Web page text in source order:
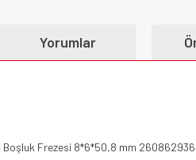
Yorumlar
Frezesi 8*6*50,8 mm